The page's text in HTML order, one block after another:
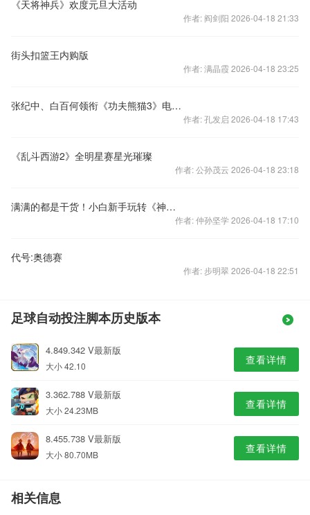
《天将神兵》欢度元旦大活动
作者: 阎剑阳 2026-04-18 21:33
街头扣篮王内购版
作者: 满晶霞 2026-04-18 23:25
张纪中、白百何领衔《功夫熊猫3》电影、手游共启拥抱
作者: 孔发启 2026-04-18 17:43
《乱斗西游2》全明星赛星光璀璨
作者: 公孙茂云 2026-04-18 23:18
满满的都是干货！小白新手玩转《神墓OL》全指南
作者: 仲孙坚学 2026-04-18 17:10
代号:奥德赛
作者: 步明翠 2026-04-18 22:51
足球自动投注脚本历史版本
4.849.342 V最新版
大小 42.10 查看详情
3.362.788 V最新版
大小 24.23MB 查看详情
8.455.738 V最新版
大小 80.70MB 查看详情
相关信息